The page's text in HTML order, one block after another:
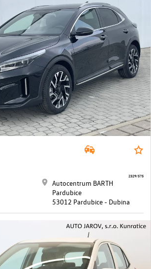
Autocentrum BARTH
Pardubice
53012 Pardubice - Dubina
2329/575